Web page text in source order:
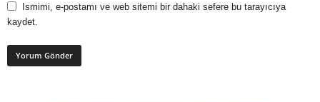
Ismimi, e-postamı ve web sitemi bir dahaki sefere bu tarayıcıya
kaydet.